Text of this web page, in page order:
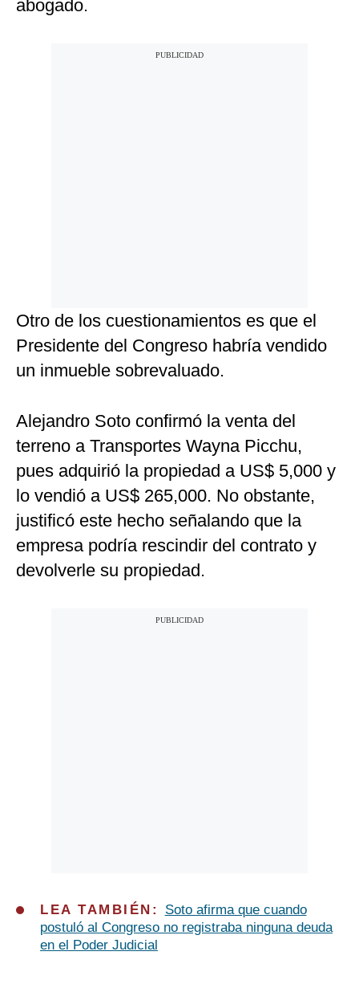
abogado.
Otro de los cuestionamientos es que el
Presidente del Congreso habría vendido
un inmueble sobrevaluado.
Alejandro Soto confirmó la venta del
terreno a Transportes Wayna Picchu,
pues adquirió la propiedad a US$ 5,000 y
lo vendió a US$ 265,000. No obstante,
justificó este hecho señalando que la
empresa podría rescindir del contrato y
devolverle su propiedad.
LEA TAMBIÉN: Soto afirma que cuando
postuló al Congreso no registraba ninguna deuda
en el Poder Judicial